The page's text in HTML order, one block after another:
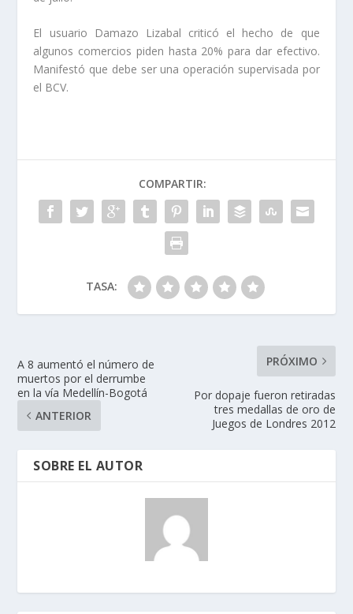
El usuario Damazo Lizabal criticó el hecho de que
algunos comercios piden hasta 20% para dar efectivo.
Manifestó que debe ser una operación supervisada por
el BCV.
COMPARTIR:
TASA:
A 8 aumentó el número de
muertos por el derrumbe
en la vía Medellín-Bogotá
ANTERIOR
PRÓXIMO
Por dopaje fueron retiradas
tres medallas de oro de
Juegos de Londres 2012
SOBRE EL AUTOR